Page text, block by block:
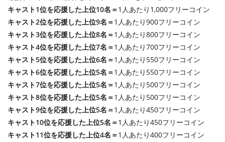
キャスト1位を応援した上位10名＝1人あたり1,000フリーコイン
キャスト2位を応援した上位9名＝1人あたり900フリーコイン
キャスト3位を応援した上位8名＝1人あたり800フリーコイン
キャスト4位を応援した上位7名＝1人あたり700フリーコイン
キャスト5位を応援した上位6名＝1人あたり550フリーコイン
キャスト6位を応援した上位5名＝1人あたり550フリーコイン
キャスト7位を応援した上位5名＝1人あたり500フリーコイン
キャスト8位を応援した上位5名＝1人あたり500フリーコイン
キャスト9位を応援した上位5名＝1人あたり450フリーコイン
キャスト10位を応援した上位5名＝1人あたり450フリーコイン
キャスト11位を応援した上位4名＝1人あたり400フリーコイン